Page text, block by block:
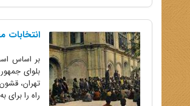
بلوای
راه را